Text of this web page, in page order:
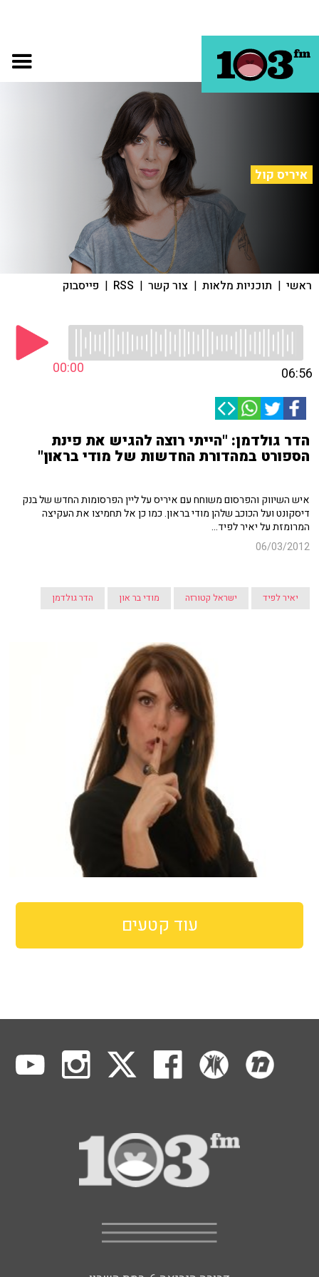
איריס קול
ראשי | תוכניות מלאות | צור קשר |
RSS
| פייסבוק
00:00 06:56
הדר גולדמן: "הייתי רוצה להגיש את פינת
הספורט במהדורת החדשות של מודי בראון"
איש השיווק והפרסום משוחח עם איריס על ליין הפרסומות החדש של בנק
דיסקונט ועל הכוכב שלהן מודי בראון. כמו כן אל תחמיצו את העקיצה
המרומזת על יאיר לפיד...
06/03/2012
יאיר לפיד ישראל קטורזה מודי בר און הדר גולדמן
עוד קטעים